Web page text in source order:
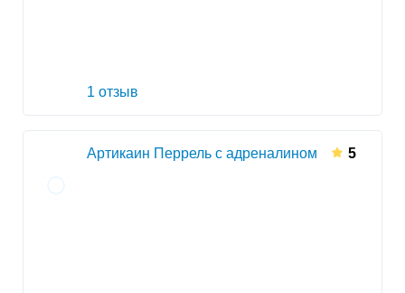
1 отзыв
Артикаин Перрель с адреналином 5